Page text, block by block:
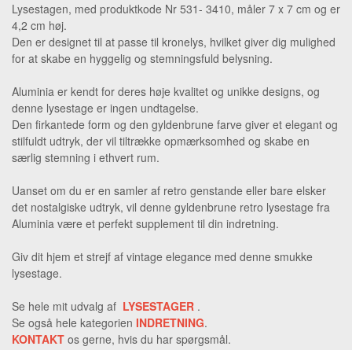
Lysestagen, med produktkode Nr 531- 3410, måler 7 x 7 cm og er
4,2 cm høj.
Den er designet til at passe til kronelys, hvilket giver dig mulighed
for at skabe en hyggelig og stemningsfuld belysning.
Aluminia er kendt for deres høje kvalitet og unikke designs, og
denne lysestage er ingen undtagelse.
Den firkantede form og den gyldenbrune farve giver et elegant og
stilfuldt udtryk, der vil tiltrække opmærksomhed og skabe en
særlig stemning i ethvert rum.
Uanset om du er en samler af retro genstande eller bare elsker
det nostalgiske udtryk, vil denne gyldenbrune retro lysestage fra
Aluminia være et perfekt supplement til din indretning.
Giv dit hjem et strejf af vintage elegance med denne smukke
lysestage.
Se hele mit udvalg af LYSESTAGER .
Se også hele kategorien INDRETNING.
KONTAKT os gerne, hvis du har spørgsmål.